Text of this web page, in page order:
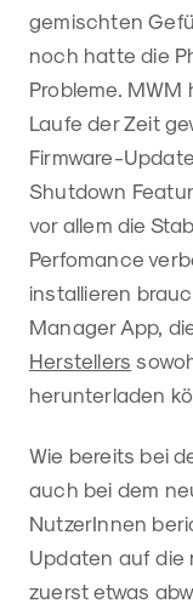
gemischten
noch hatte die
Probleme. MWM
Laufe der Zeit
Firmware-
Shutdown
vor allem die
Perfomance
installieren
Manager App,
Herstellers
herunterladen
Wie bereits bei
auch bei dem
NutzerInnen
Updaten auf die
zuerst etwas